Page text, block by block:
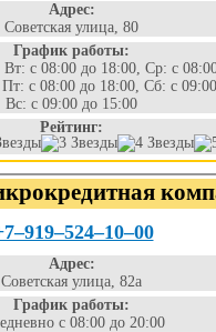
Адрес:
Советская улица, 80
График работы:
с 08:00 до 18:00, Ср: с
с 08:00 до 18:00, Сб: с
Вс: с 09:00 до 15:00
Рейтинг:
Адрес:
Советская улица, 82а
График работы:
с 08:00 до 20:00